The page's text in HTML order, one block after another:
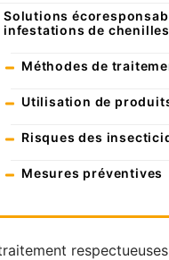
Solutions
infestations de
Méthodes de
Utilisation de
Risques des
Mesures préventives
respectueuses